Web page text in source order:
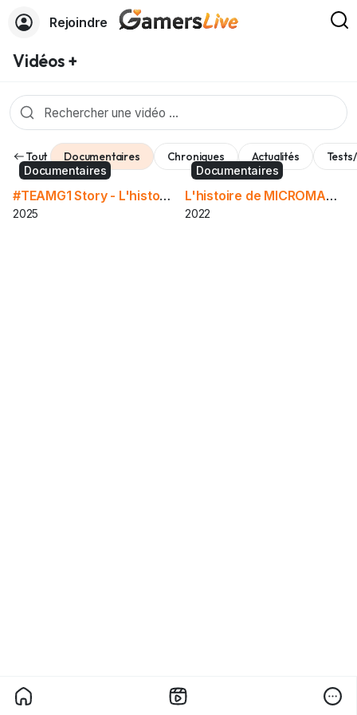
Rejoindre
Vidéos +
Tout Documentaires Chroniques Actualités
Documentaires
#TEAMG1 Story - L'histoire de Game One
2025
Documentaires
L'histoire de MICROMANIA
2022